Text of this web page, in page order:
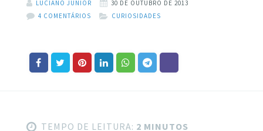
LUCIANO JUNIOR
30 DE OUTUBRO DE 2013
4 COMENTÁRIOS
CURIOSIDADES
TEMPO DE LEITURA: 2 MINUTOS